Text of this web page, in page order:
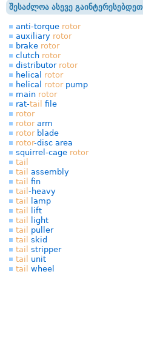
შესაძლოა ასევე გაინტერესებდეთ
anti-torque rotor
auxiliary rotor
brake rotor
clutch rotor
distributor rotor
helical rotor
helical rotorpump
main rotor
rat-tail file
rotor
rotorarm
rotorblade
rotor-disc area
squirrel-cage rotor
tail
tail assembly
tail fin
tail -heavy
tail
lamp
tail
lift
tail
light
tail
puller
tail skid
tail stripper
tail
unit
tail wheel